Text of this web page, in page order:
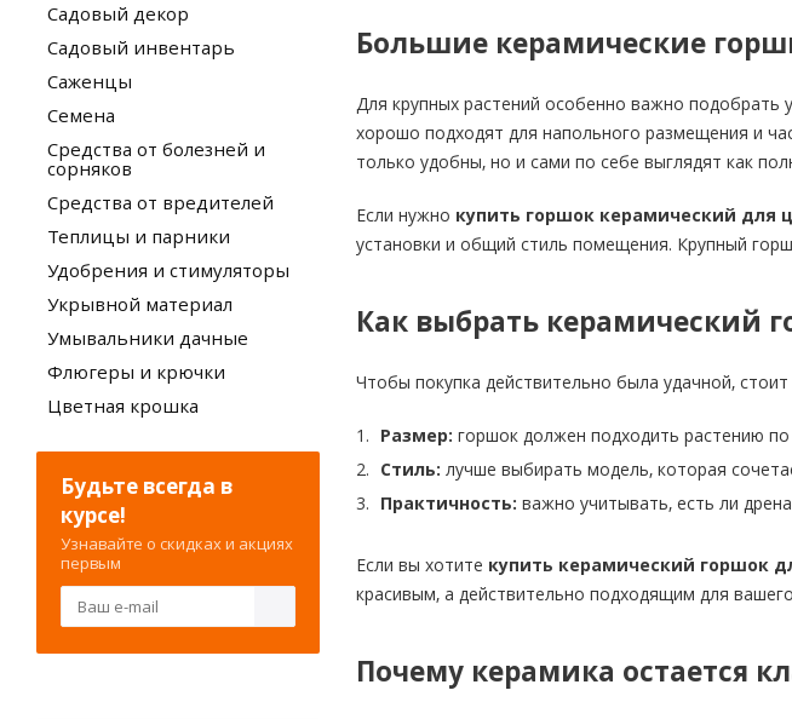
Большие керамические
Для крупных растений особенно важно подобрать
хорошо подходят для напольного размещения и
только удобны, но и сами по себе выглядят как
Если нужно купить горшок керамический для
установки и общий стиль помещения. Крупный
Как выбрать керамический
Чтобы покупка действительно была удачной,
Размер: горшок должен подходить растению
Стиль: лучше выбирать модель, которая
Практичность: важно учитывать, есть ли
Если вы хотите купить керамический горшок
красивым, а действительно подходящим для
Почему керамика остается
Садовый декор
Садовый инвентарь
Саженцы
Семена
Средства от болезней и
сорняков
Средства от вредителей
Теплицы и парники
Удобрения и стимуляторы
Укрывной материал
Умывальники дачные
Флюгеры и крючки
Цветная крошка
Будьте всегда в
курсе!
Узнавайте о скидках и акциях
первым